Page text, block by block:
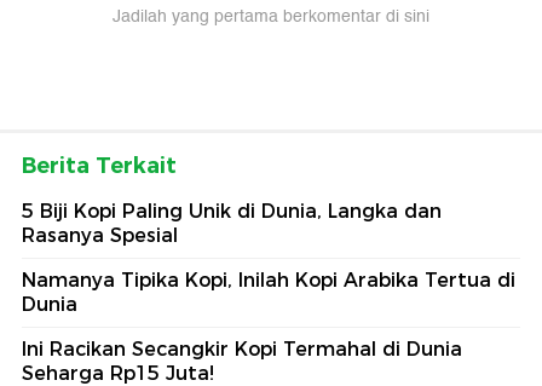
Jadilah yang pertama berkomentar di sini
Berita Terkait
5 Biji Kopi Paling Unik di Dunia, Langka dan
Rasanya Spesial
Namanya Tipika Kopi, Inilah Kopi Arabika Tertua di
Dunia
Ini Racikan Secangkir Kopi Termahal di Dunia
Seharga Rp15 Juta!